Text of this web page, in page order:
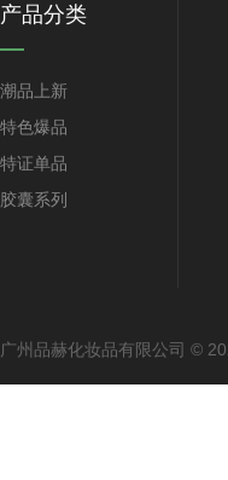
产品分类
潮品上新
特色爆品
特证单品
胶囊系列
广州品赫化妆品有限公司 ©